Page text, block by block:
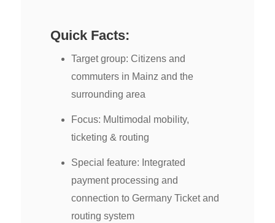
Quick Facts:
Target group: Citizens and
commuters in Mainz and the
surrounding area
Focus: Multimodal mobility,
ticketing & routing
Special feature: Integrated
payment processing and
connection to Germany Ticket and
routing system